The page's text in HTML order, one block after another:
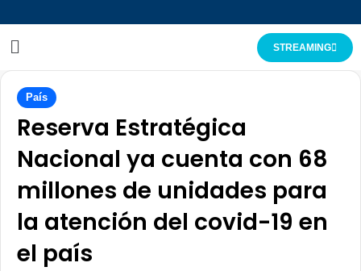
STREAMING
País
Reserva Estratégica
Nacional ya cuenta con 68
millones de unidades para
la atención del covid-19 en
el país